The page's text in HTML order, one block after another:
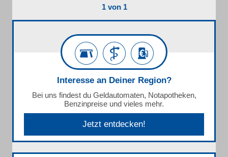
1 von 1
Interesse an Deiner Region?
Bei uns findest du Geldautomaten, Notapotheken,
Benzinpreise und vieles mehr.
Jetzt entdecken!